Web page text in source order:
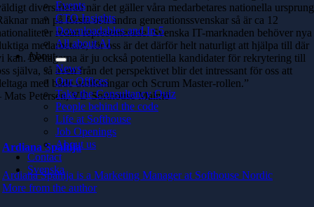
Events
CTO Insights
Downloadables and In 5
All about AI
About
News
Our Offices
Take the Consultancy Quiz
People behind the code
Life at Softhouse
Job Openings
About us
Contact
Svenska
diversifierad när det gäller våra medarbetares nationella
man på första och andra generationssvenskar så är ca 12
redan representerade. Svenska IT-marknaden behöver nya
medarbetare, för oss är det därför helt naturligt att hjälpa till där
kan. Deltagarna är ju också potentiella kandidater för rekrytering till
själva, så även från det perspektivet blir det intressant för oss att
med både utbildningar och Scrum Master-rollen.”
Mats Petersen, VD Softhouse Malmö
Ardiana Spahija
Ardiana Spahija is a Marketing Manager at Softhouse Nordic
More from the author